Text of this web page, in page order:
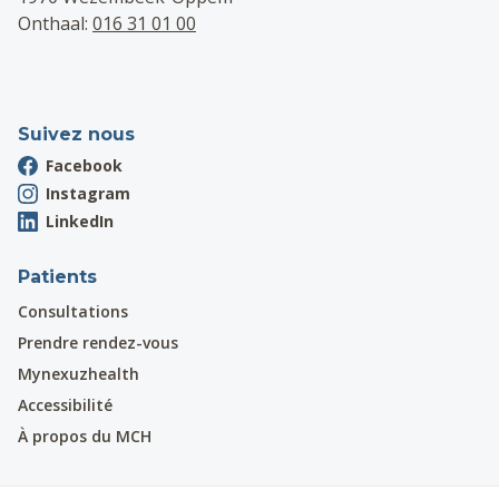
Onthaal: 016 31 01 00
Suivez nous
Facebook
Instagram
LinkedIn
Patients
Consultations
Prendre rendez-vous
Mynexuzhealth
Accessibilité
À propos du MCH